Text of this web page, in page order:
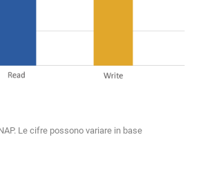
Le cifre possono variare in base